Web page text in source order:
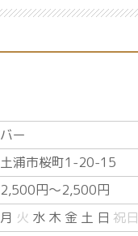
バー
土浦市桜町1-20-15
2,500円〜2,500円
月 火 水 木 金 土 日 祝日